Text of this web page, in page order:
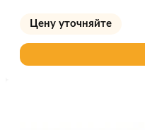
Цену уточняйте